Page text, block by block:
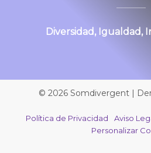
Diversidad, Igualdad,
© 2026 Somdivergent |
Política de Privacidad Aviso
Personalizar